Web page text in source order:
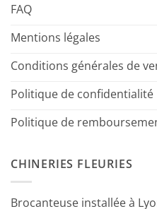
FAQ
Mentions légales
Conditions générales de
Politique de confidentialité
Politique de
CHINERIES FLEURIES
Brocanteuse installée à